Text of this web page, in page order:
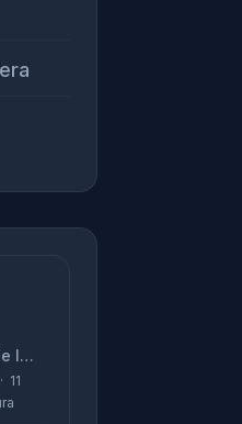
El peligro de las «alucinaciones» y el CV prefabricado
11